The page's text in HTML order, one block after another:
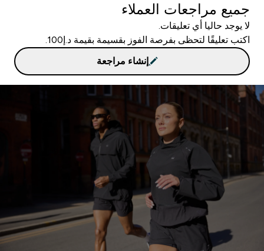
جميع مراجعات العملاء
لا يوجد حاليا أي تعليقات.
اكتب تعليقًا لتحظى بفرصة الفوز بقسيمة بقيمة د.إ100.
إنشاء مراجعة